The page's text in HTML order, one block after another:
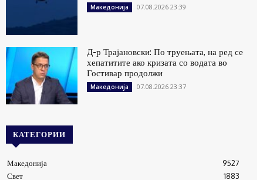
Македонија 07.08.2026 23:39
Д-р Трајановски: По труењата, на ред се
хепатитите ако кризата со водата во
Гостивар продолжи
Македонија 07.08.2026 23:37
КАТЕГОРИИ
Македонија
9527
Свет
1883